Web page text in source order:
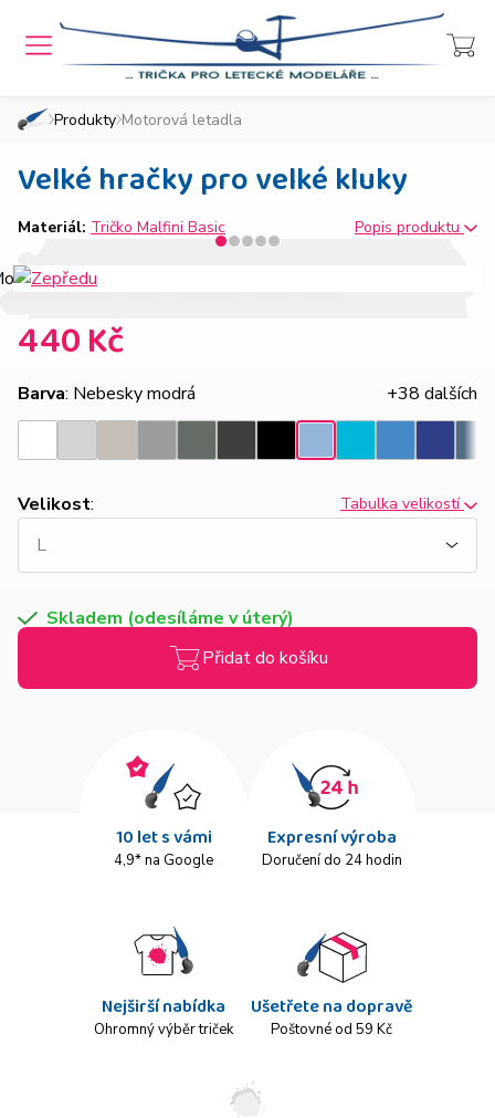
Domů Chcete také takový e-shop?
Přihlášení
»
Produkty »
Motorová letadla
Velké hračky pro velké kluky
Materiál: Tričko Malfini Basic Popis produktu
440 Kč
Barva: Nebesky modrá
+38 dalších
šedýšedášedýbřidlicegray
modrá
modrámodrá
Velikost: Tabulka velikostí
Skladem (odesíláme v úterý)
Přidat do košíku
10 let s vámi
4,9* na Google
Expresní výroba
Doručení do 24 hodin
Nejširší nabídka
Ohromný výběr triček
Ušetřete na dopravě
Poštovné od 59 Kč